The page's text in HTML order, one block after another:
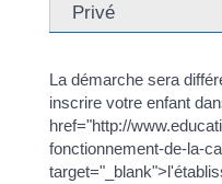
Privé
La démarche sera
inscrire votre enfant
href="http://
fonctionnement-de-la-